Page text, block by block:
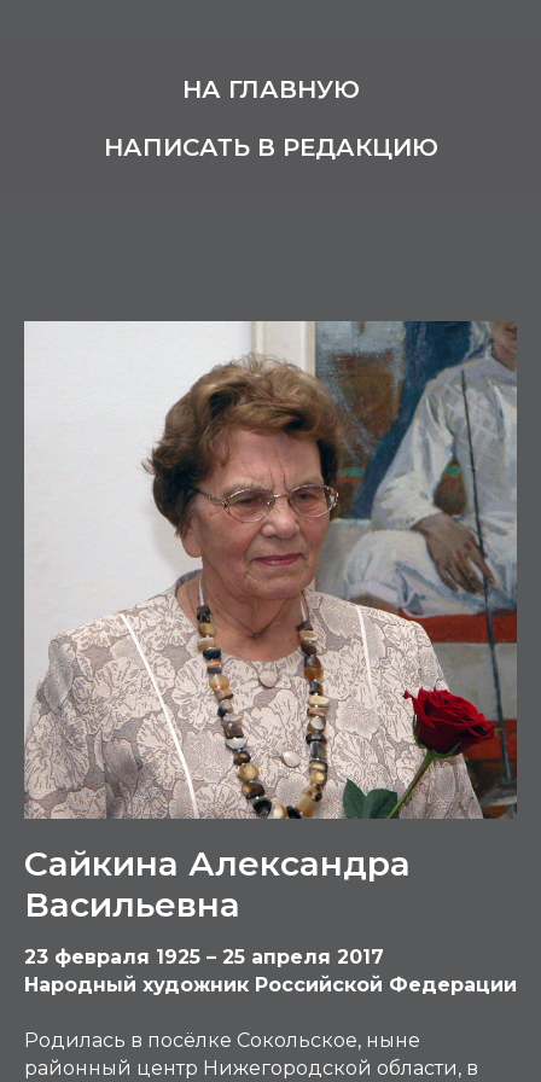
НА ГЛАВНУЮ
НАПИСАТЬ В РЕДАКЦИЮ
Сайкина Александра
Васильевна
23 февраля 1925 – 25 апреля 2017
Народный художник Российской Федерации
Родилась в посёлке Сокольское, ныне
районный центр Нижегородской области, в